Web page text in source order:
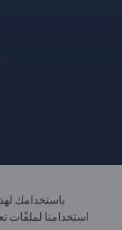
GmbH. All
باستخدامك
استخدامنا لملفّات